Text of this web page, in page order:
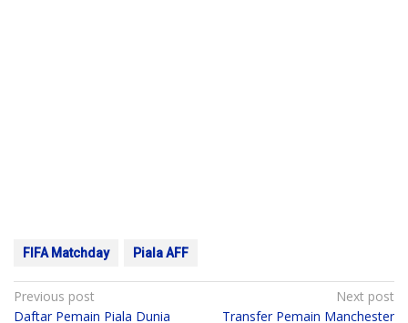
FIFA Matchday Piala AFF
Post
Previous post
Daftar Pemain Piala Dunia
Next post
Transfer Pemain Manchester